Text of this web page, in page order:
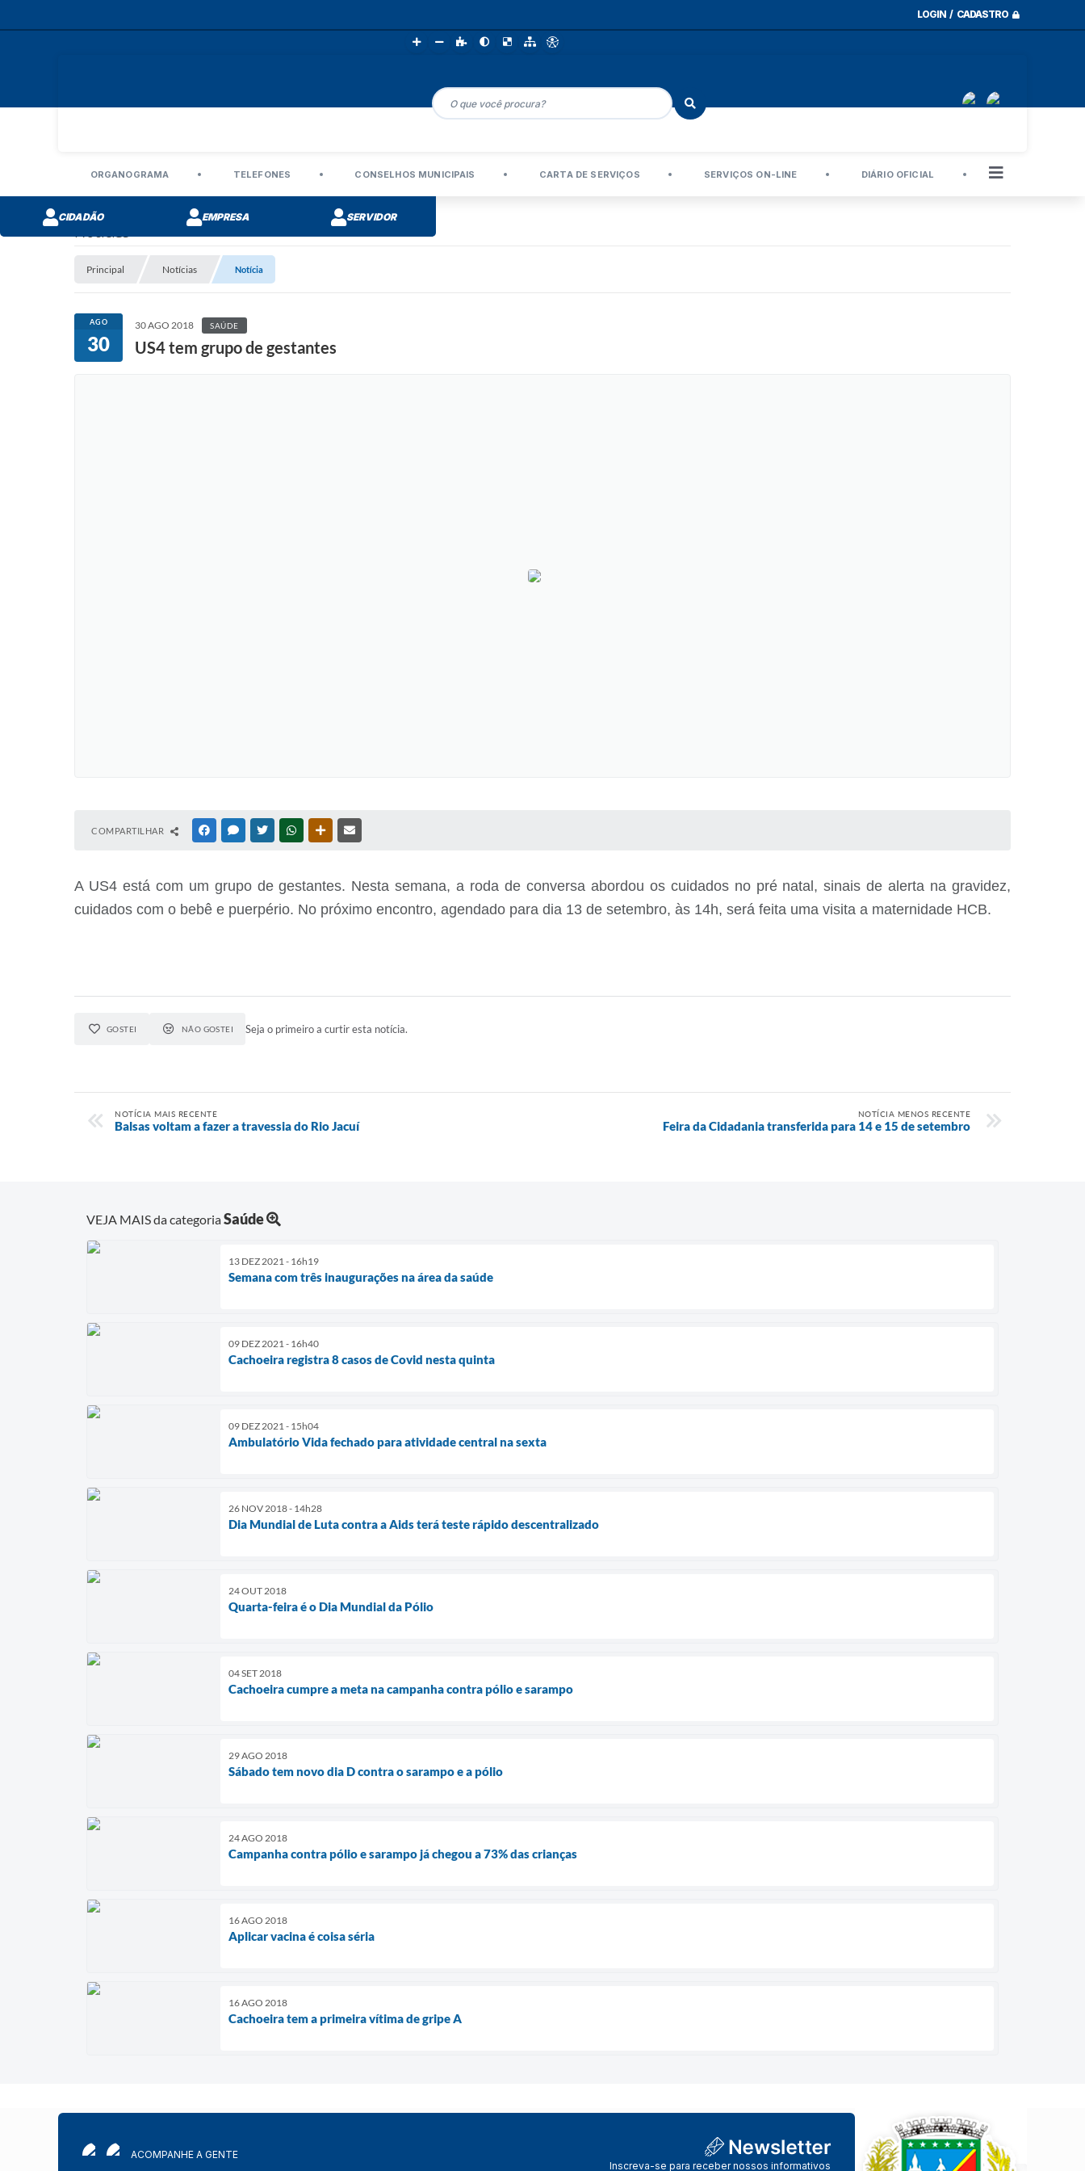
LOGIN / CADASTRO
ORGANOGRAMA TELEFONES CONSELHOS MUNICIPAIS CARTA DE SERVIÇOS SERVIÇOS ON-LINE DIÁRIO OFICIAL
CIDADÃO EMPRESA SERVIDOR
Principal Notícias Notícia
AGO
30
30 AGO 2018 SAÚDE
US4 tem grupo de gestantes
COMPARTILHAR FACEBOOKMESSENGER
TWITTERWHATSAPPOUTRAS MÍDIAS
A US4 está com um grupo de gestantes. Nesta semana, a roda de conversa abordou os cuidados no pré natal, sinais de alerta na gravidez,
cuidados com o bebê e puerpério. No próximo encontro, agendado para dia 13 de setembro, às 14h, será feita uma visita a maternidade HCB.
GOSTEI NÃO GOSTEI Seja o primeiro a curtir esta notícia.
NOTÍCIA MAIS RECENTE
Balsas voltam a fazer a travessia do Rio Jacuí
NOTÍCIA MENOS RECENTE
Feira da Cidadania transferida para 14 e 15 de setembro
VEJA MAIS da categoriaSaúde
13 DEZ 2021 - 16h19
Semana com três inaugurações na área da saúde
09 DEZ 2021 - 16h40
Cachoeira registra 8 casos de Covid nesta quinta
09 DEZ 2021 - 15h04
Ambulatório Vida fechado para atividade central na sexta
26 NOV 2018 - 14h28
Dia Mundial de Luta contra a Aids terá teste rápido descentralizado
24 OUT 2018
Quarta-feira é o Dia Mundial da Pólio
04 SET 2018
Cachoeira cumpre a meta na campanha contra pólio e sarampo
29 AGO 2018
Sábado tem novo dia D contra o sarampo e a pólio
24 AGO 2018
Campanha contra pólio e sarampo já chegou a 73% das crianças
16 AGO 2018
Aplicar vacina é coisa séria
16 AGO 2018
Cachoeira tem a primeira vítima de gripe A
ACOMPANHE A GENTE
Inscreva-se para receber nossos informativos